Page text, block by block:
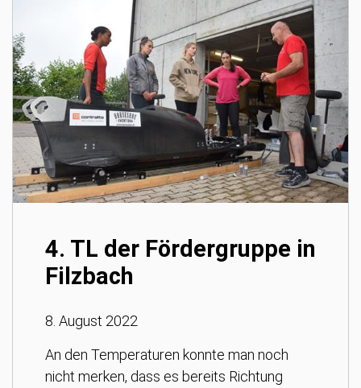
4. TL der Fördergruppe in
Filzbach
8. August 2022
An den Temperaturen konnte man noch
nicht merken, dass es bereits Richtung